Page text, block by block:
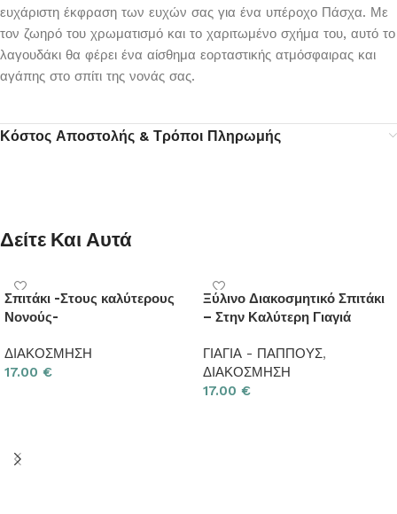
ευχάριστη έκφραση των ευχών σας για ένα υπέροχο Πάσχα. Με
τον ζωηρό του χρωματισμό και το χαριτωμένο σχήμα του, αυτό το
λαγουδάκι θα φέρει ένα αίσθημα εορταστικής ατμόσφαιρας και
αγάπης στο σπίτι της νονάς σας.
Κόστος Αποστολής & Τρόποι Πληρωμής
Δείτε Και Αυτά
Σπιτάκι -Στους καλύτερους
Νονούς-
ΔΙΑΚΟΣΜΗΣΗ
17.00 €
Ξύλινο Διακοσμητικό Σπιτάκι
– Στην Καλύτερη Γιαγιά
ΓΙΑΓΙΑ - ΠΑΠΠΟΥΣ,
ΔΙΑΚΟΣΜΗΣΗ
17.00 €